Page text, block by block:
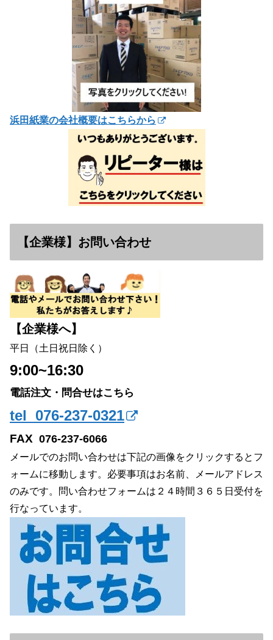
浜田紙業の会社概要はこちらから
【企業様】お問い合わせ
【企業様へ】
平日（土日祝日除く）
9:00~16:30
電話注文・問合せはこちら
tel 076-237-0321
FAX 076-237-6066
メールでのお問い合わせは下記の画像をクリックするとフ
ォームに移動します。必要事項はお名前、メールアドレス
のみです。問い合わせフォームは２４時間３６５日受付を
行なっています。